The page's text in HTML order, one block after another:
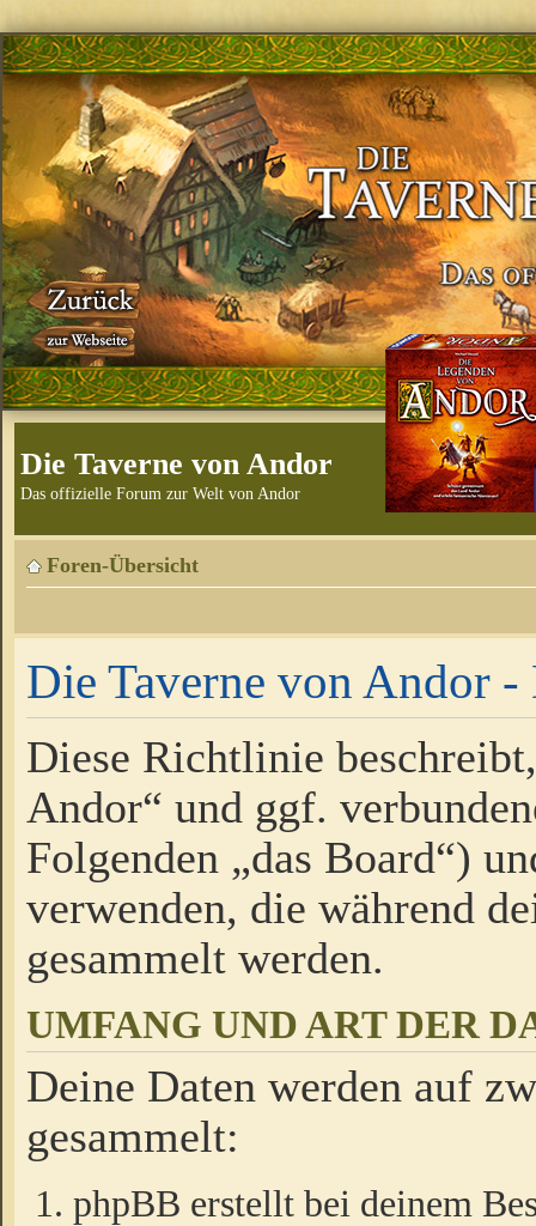
Die Taverne von Andor
Das offizielle Forum zur Welt von Andor
Foren-Übersicht
Die Taverne von Andor
Diese Richtlinie
Andor“ und ggf.
Folgenden „das Board“)
verwenden, die während
gesammelt werden.
UMFANG UND ART DER
Deine Daten werden auf
gesammelt:
phpBB erstellt bei deinem